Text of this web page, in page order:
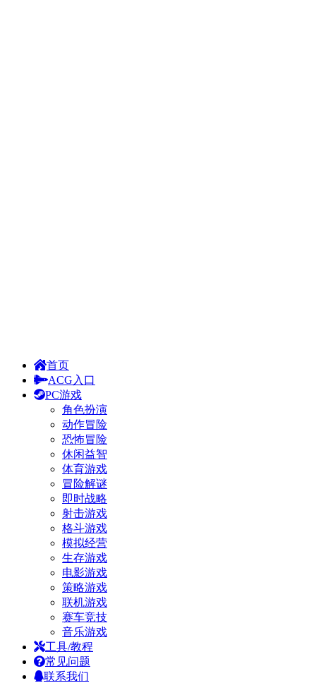
首页
ACG入口
PC游戏
角色扮演
动作冒险
恐怖冒险
休闲益智
体育游戏
冒险解谜
即时战略
射击游戏
格斗游戏
模拟经营
生存游戏
电影游戏
策略游戏
联机游戏
赛车竞技
音乐游戏
工具/教程
常见问题
联系我们